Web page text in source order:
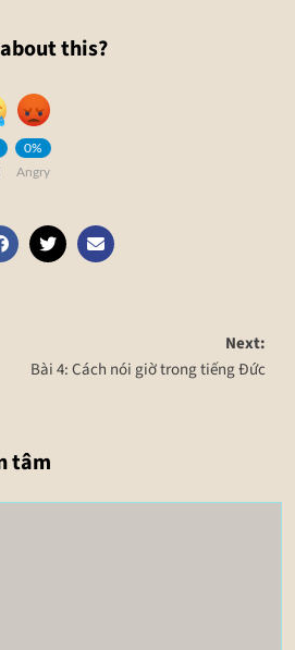
this?
0%
Angry
Next:
Bài 4: Cách nói giờ trong tiếng Đức
tâm